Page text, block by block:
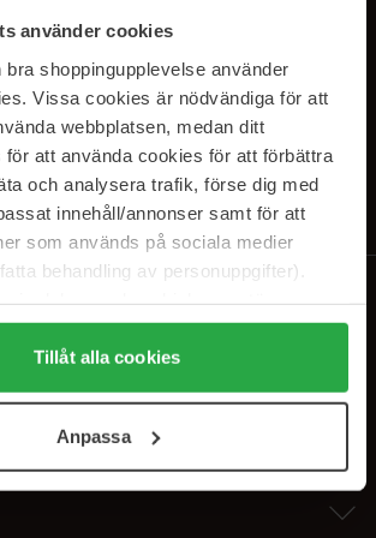
använder cookies
bra shoppingupplevelse använder
Vissa cookies är nödvändiga för att
webbplatsen, medan ditt
att använda cookies för att förbättra
och analysera trafik, förse dig med
innehåll/annonser samt för att
som används på sociala medier
behandling av personuppgifter).
på "Tillåt alla cookies" accepterar du
du under "Detaljer" kan anpassa
cookies. Du kan när som helst återkalla
Tillåt alla cookies
Anpassa
TO OUR
du vårpersonvernerklæring. Du kan melde deg